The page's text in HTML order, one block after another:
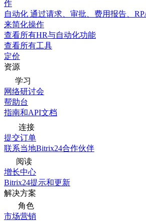
作
自动化 通过请求、审批、费用报告、
来简化操作
查看所有HR与自动化功能
查看所有工具
定价
资源
学习
网络研讨会
帮助台
指南和API文档
连接
提交订单
联系当地Bitrix24合作伙伴
阅读
增长中心
Bitrix24提示和更新
解决方案
角色
市场营销